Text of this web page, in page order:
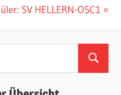
SV HELLERN-OSC1
Suchen